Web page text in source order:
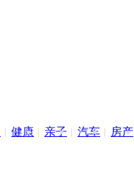
健康 亲子 汽车 房产